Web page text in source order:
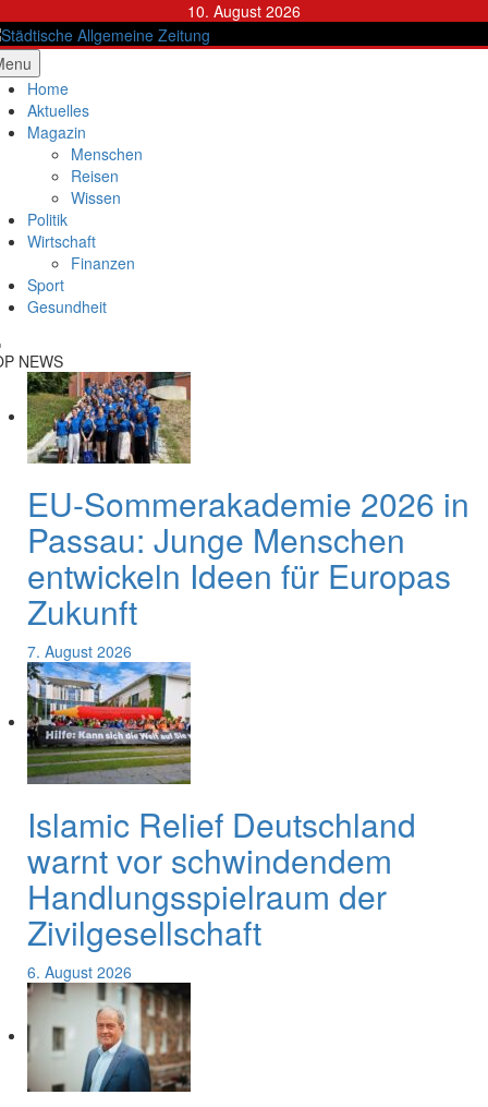
to
content
10. August 2026
Allgemeine Zeitung
Home
Aktuelles
Magazin
Menschen
Reisen
Wissen
Politik
Wirtschaft
Finanzen
Sport
Gesundheit
NEWS
EU-Sommerakademie 2026 in
Passau: Junge Menschen
entwickeln Ideen für Europas
Zukunft
7. August 2026
Islamic Relief Deutschland
warnt vor schwindendem
Handlungsspielraum der
Zivilgesellschaft
6. August 2026